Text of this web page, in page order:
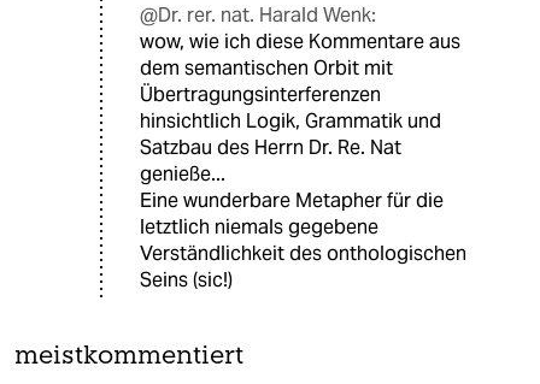
@Dr. rer. nat. Harald Wenk:
wow, wie ich diese Kommentare aus
dem semantischen Orbit mit
Übertragungsinterferenzen
hinsichtlich Logik, Grammatik und
Satzbau des Herrn Dr. Re. Nat
genieße...
Eine wunderbare Metapher für die
letztlich niemals gegebene
Verständlichkeit des onthologischen
Seins (sic!)
meistkommentiert